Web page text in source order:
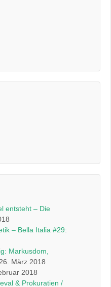
entsteht – Die
– Bella Italia #29:
Markusdom,
26. März 2018
2018
& Prokuratien /